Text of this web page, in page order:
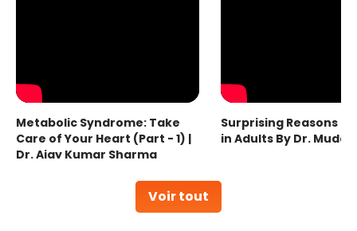
Voir tout
Metabolic Syndrome: Take
Care of Your Heart (Part - 1) |
Dr. Ajay Kumar Sharma
Surprising Reasons
in Adults By Dr.